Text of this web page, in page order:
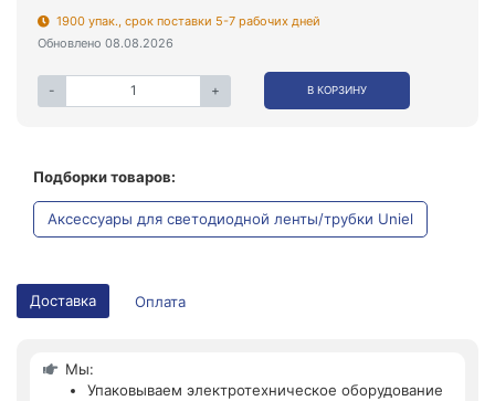
1900 упак., срок поставки 5-7 рабочих дней
Обновлено 08.08.2026
- + В КОРЗИНУ
Подборки товаров:
Аксессуары для светодиодной ленты/трубки Uniel
Доставка Оплата
Мы:
Упаковываем электротехническое оборудование